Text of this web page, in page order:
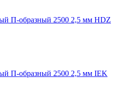
П-образный 2500 2,5 мм HDZ
П-образный 2500 2,5 мм IEK